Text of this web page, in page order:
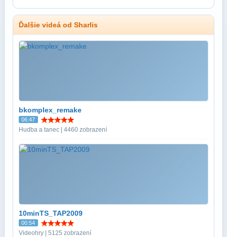
Ďalšie videá od Sharlis
bkomplex_remake
06:47
Hudba a tanec | 4460 zobrazení
10minTS_TAP2009
00:54
Videohry | 5125 zobrazení